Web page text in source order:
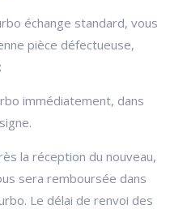
échange standard, vous
pièce défectueuse,
immédiatement, dans
la réception du nouveau,
sera remboursée dans
Le délai de renvoi des